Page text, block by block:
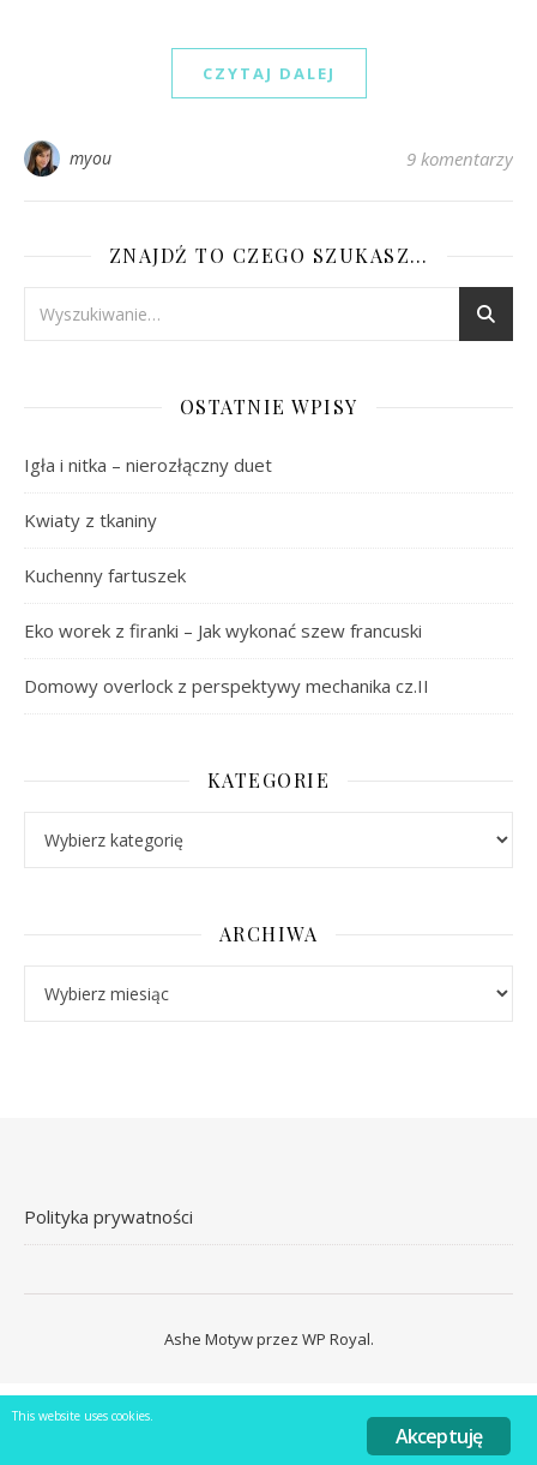
CZYTAJ DALEJ
myou 9 komentarzy
ZNAJDŹ TO CZEGO SZUKASZ…
OSTATNIE WPISY
Igła i nitka – nierozłączny duet
Kwiaty z tkaniny
Kuchenny fartuszek
Eko worek z firanki – Jak wykonać szew francuski
Domowy overlock z perspektywy mechanika cz.II
KATEGORIE
ARCHIWA
Polityka prywatności
Ashe Motyw przez WP Royal.
Akceptuję
This website uses cookies.